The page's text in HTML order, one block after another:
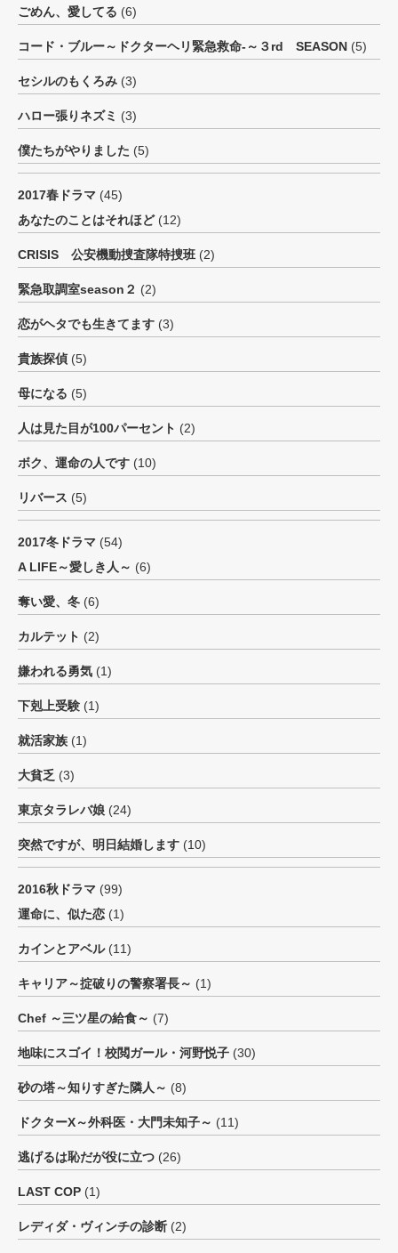
ごめん、愛してる (6)
コード・ブルー～ドクターヘリ緊急救命-～３rd SEASON (5)
セシルのもくろみ (3)
ハロー張りネズミ (3)
僕たちがやりました (5)
2017春ドラマ (45)
あなたのことはそれほど(12)
CRISIS 公安機動捜査隊特捜班 (2)
緊急取調室season２ (2)
恋がヘタでも生きてます (3)
貴族探偵 (5)
母になる (5)
人は見た目が100パーセント (2)
ボク、運命の人です (10)
リバース (5)
2017冬ドラマ (54)
A LIFE～愛しき人～ (6)
奪い愛、冬 (6)
カルテット (2)
嫌われる勇気 (1)
下剋上受験 (1)
就活家族 (1)
大貧乏 (3)
東京タラレバ娘 (24)
突然ですが、明日結婚します (10)
2016秋ドラマ (99)
運命に、似た恋 (1)
カインとアベル(11)
キャリア～掟破りの警察署長～ (1)
Chef ～三ツ星の給食～ (7)
地味にスゴイ！校閲ガール・河野悦子 (30)
砂の塔～知りすぎた隣人～ (8)
ドクターX～外科医・大門未知子～ (11)
逃げるは恥だが役に立つ (26)
LAST COP (1)
レディダ・ヴィンチの診断 (2)